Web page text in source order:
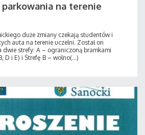
parkowania na terenie
duże zmiany czekają studentów i
auta na terenie uczelni. Został on
dwie strefy: A – ograniczoną bramkami
D i E) i Strefę B – wolno(...)